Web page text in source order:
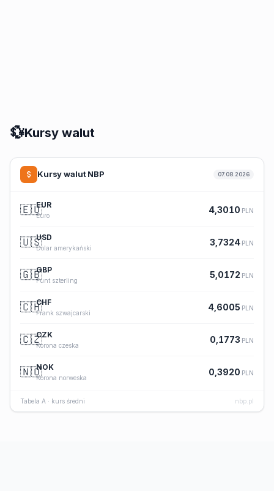
💱Kursy walut
Kursy walut NBP 07.08.2026
🇪🇺EUR
Euro
4,3010 PLN
🇺🇸USD
Dolar amerykański
3,7324 PLN
🇬🇧GBP
Funt szterling
5,0172 PLN
🇨🇭CHF
Frank szwajcarski
4,6005 PLN
🇨🇿CZK
Korona czeska
0,1773 PLN
🇳🇴NOK
Korona norweska
0,3920 PLN
Tabela A · kurs średni nbp.pl